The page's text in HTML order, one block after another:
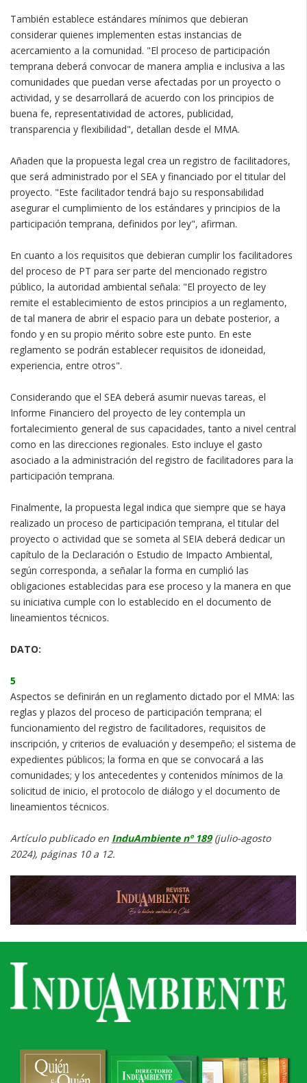
También establece estándares mínimos que debieran
considerar quienes implementen estas instancias de
acercamiento a la comunidad. "El proceso de participación
temprana deberá convocar de manera amplia e inclusiva a las
comunidades que puedan verse afectadas por un proyecto o
actividad, y se desarrollará de acuerdo con los principios de
buena fe, representatividad de actores, publicidad,
transparencia y flexibilidad", detallan desde el MMA.
Añaden que la propuesta legal crea un registro de facilitadores,
que será administrado por el SEA y financiado por el titular del
proyecto. "Este facilitador tendrá bajo su responsabilidad
asegurar el cumplimiento de los estándares y principios de la
participación temprana, definidos por ley", afirman.
En cuanto a los requisitos que debieran cumplir los facilitadores
del proceso de PT para ser parte del mencionado registro
público, la autoridad ambiental señala: "El proyecto de ley
remite el establecimiento de estos principios a un reglamento,
de tal manera de abrir el espacio para un debate posterior, a
fondo y en su propio mérito sobre este punto. En este
reglamento se podrán establecer requisitos de idoneidad,
experiencia, entre otros".
Considerando que el SEA deberá asumir nuevas tareas, el
Informe Financiero del proyecto de ley contempla un
fortalecimiento general de sus capacidades, tanto a nivel central
como en las direcciones regionales. Esto incluye el gasto
asociado a la administración del registro de facilitadores para la
participación temprana.
Finalmente, la propuesta legal indica que siempre que se haya
realizado un proceso de participación temprana, el titular del
proyecto o actividad que se someta al SEIA deberá dedicar un
capítulo de la Declaración o Estudio de Impacto Ambiental,
según corresponda, a señalar la forma en cumplió las
obligaciones establecidas para ese proceso y la manera en que
su iniciativa cumple con lo establecido en el documento de
lineamientos técnicos.
DATO:
5
Aspectos se definirán en un reglamento dictado por el MMA: las
reglas y plazos del proceso de participación temprana; el
funcionamiento del registro de facilitadores, requisitos de
inscripción, y criterios de evaluación y desempeño; el sistema de
expedientes públicos; la forma en que se convocará a las
comunidades; y los antecedentes y contenidos mínimos de la
solicitud de inicio, el protocolo de diálogo y el documento de
lineamientos técnicos.
Artículo publicado en InduAmbiente nº 189(julio-agosto
2024), páginas 10 a 12.